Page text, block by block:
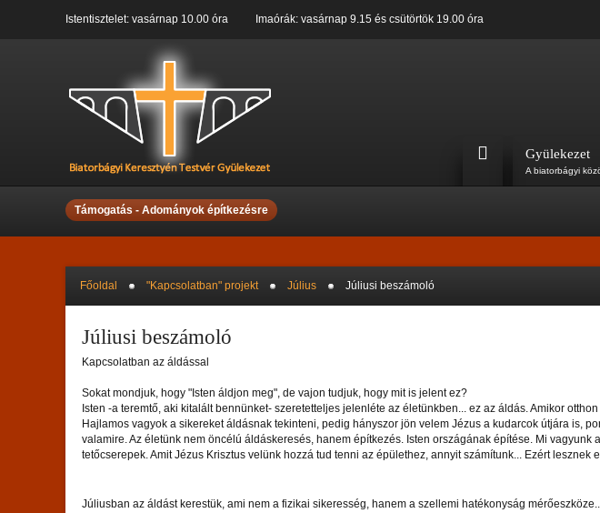
Istentisztelet: vasárnap 10.00 óra Imaórák: vasárnap 9.15 és csütörtök 19.00 óra
Gyülekezet
A biatorbágyi
Támogatás - Adományok építkezésre
Főoldal "Kapcsolatban" projekt Július Júliusi beszámoló
Júliusi beszámoló
Kapcsolatban az áldással
Sokat mondjuk, hogy "Isten áldjon meg", de vajon tudjuk, hogy mit is jelent ez?
Isten -a teremtő, aki kitalált bennünket- szeretetteljes jelenléte az életünkben... ez az áldás. Amikor
Hajlamos vagyok a sikereket áldásnak tekinteni, pedig hányszor jön velem Jézus a kudarcok útjára is,
valamire. Az életünk nem öncélú áldáskeresés, hanem építkezés. Isten országának építése. Mi vagyunk
tetőcserepek. Amit Jézus Krisztus velünk hozzá tud tenni az épülethez, annyit számítunk... Ezért lesznek
Júliusban az áldást kerestük, ami nem a fizikai sikeresség, hanem a szellemi hatékonyság